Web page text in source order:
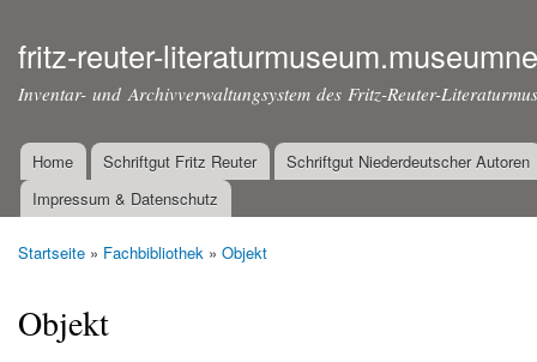
fritz-reuter-
Inventar- und Archivverwaltungsystem des Fritz-Reuter-
Hauptmenü
Home Schriftgut Fritz Reuter
Schriftgut Niederdeutscher Autoren
Impressum & Datenschutz
Startseite » Fachbibliothek » Objekt
Objekt